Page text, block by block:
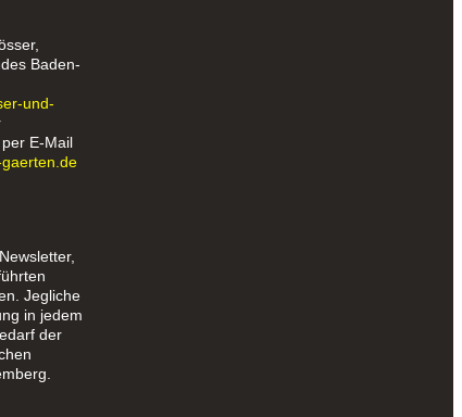
Baden-
und-
E-Mail
Jegliche
in jedem
der